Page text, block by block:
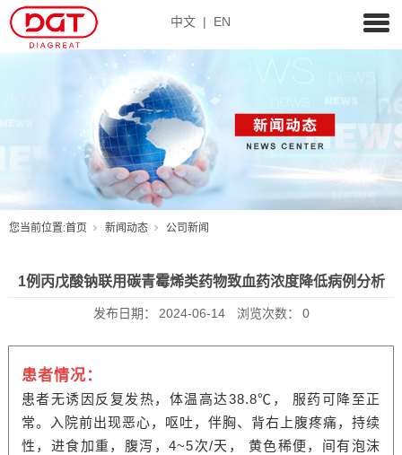
中文 | EN
您当前位置:首页 新闻动态 公司新闻
1例丙戊酸钠联用碳青霉烯类药物致血药浓度降低病例分析
发布日期： 2024-06-14 浏览次数： 0
患者情况：
患者无诱因反复发热，体温高达38.8℃， 服药可降至正
常。入院前出现恶心，呕吐，伴胸、背右上腹疼痛，持续
性，进食加重，腹泻，4~5次/天， 黄色稀便，间有泡沫